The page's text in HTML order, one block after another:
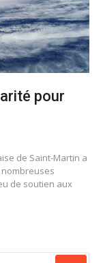
pour
de Saint-Martin a
de soutien aux